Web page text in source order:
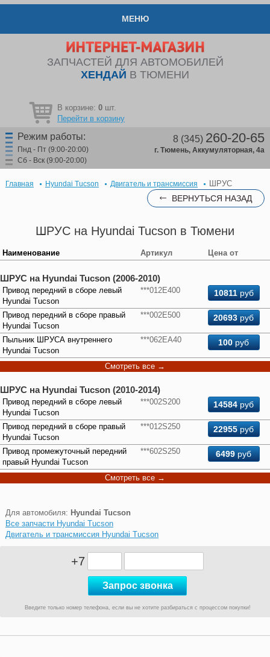
МЕНЮ
ЗАПЧАСТЕЙ ДЛЯ АВТОМОБИЛЕЙ
ХЕНДАЙ В ТЮМЕНИ
В корзине: 0 шт.
Перейти в корзину
Режим работы:
Пнд - Пт (9:00-20:00)
Сб - Вск (9:00-20:00)
8 (345) 260-20-65
г. Тюмень, Аккумуляторная, 4а
Главная Hyundai Tucson Двигатель и трансмиссия ШРУС
ВЕРНУТЬСЯ НАЗАД
ШРУС на Hyundai Tucson в Тюмени
Наименование Артикул Цена от
ШРУС на Hyundai Tucson (2006-2010)
Привод передний в сборе левый
Hyundai Tucson
***012E400 10811руб
Привод передний в сборе правый
Hyundai Tucson
***002E500 20693руб
Пыльник ШРУСА внутреннего
Hyundai Tucson
***062EA40 100руб
Cмотреть все →
ШРУС на Hyundai Tucson (2010-2014)
Привод передний в сборе левый
Hyundai Tucson
***002S200 14584руб
Привод передний в сборе правый
Hyundai Tucson
***012S250 22955руб
Привод промежуточный передний
правый Hyundai Tucson
***602S250 6499руб
Cмотреть все →
Для автомобиля: Hyundai Tucson
Все запчасти Hyundai Tucson
Двигатель и трансмиссия Hyundai Tucson
+7
Введите только номер телефона, если вы не хотите разбираться с процессом покупки!